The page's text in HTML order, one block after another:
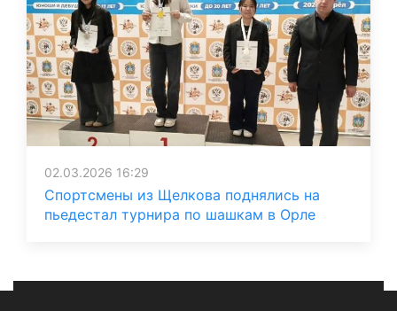
02.03.2026 16:29
Спортсмены из Щелкова поднялись на
пьедестал турнира по шашкам в Орле